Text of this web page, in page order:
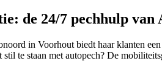
de 24/7 pechhulp van
in Voorhout biedt haar klanten
te staan met autopech? De